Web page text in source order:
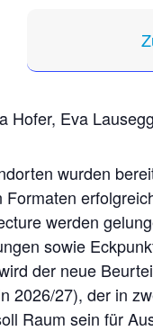
Hofer, Eva
wurden
Formaten
werden
sowie
der neue
2026/27), der in
Raum sein für